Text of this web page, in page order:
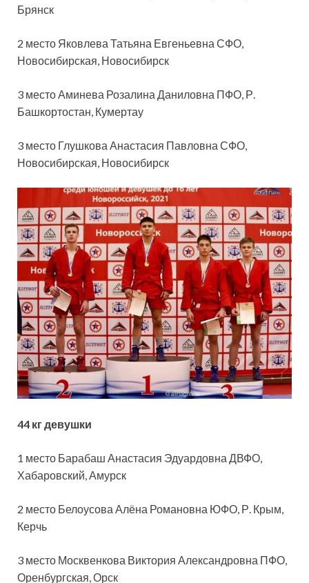
Брянск
2 место Яковлева Татьяна Евгеньевна СФО,
Новосибирская, Новосибирск
3 место Аминева Розалина Даниловна ПФО, Р.
Башкортостан, Кумертау
3 место Глушкова Анастасия Павловна СФО,
Новосибирская, Новосибирск
44 кг девушки
1 место Барабаш Анастасия Эдуардовна ДВФО,
Хабаровский, Амурск
2 место Белоусова Алёна Романовна ЮФО, Р. Крым,
Керчь
3 место Москвенкова Виктория Александровна ПФО,
Оренбургская, Орск